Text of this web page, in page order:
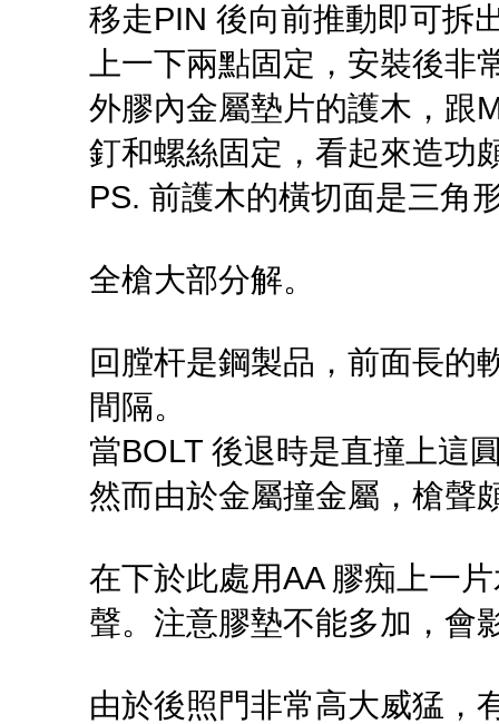
移走PIN 後向前推動即可拆
上一下兩點固定，安裝後
外膠內金屬墊片的護木，跟
釘和螺絲固定，看起來造功
PS. 前護木的橫切面是三角
全槍大部分解。
回膛杆是鋼製品，前面長的
間隔。
當BOLT 後退時是直撞上這
然而由於金屬撞金屬，槍聲
在下於此處用AA 膠痴上一
聲。注意膠墊不能多加，會
由於後照門非常高大威猛，